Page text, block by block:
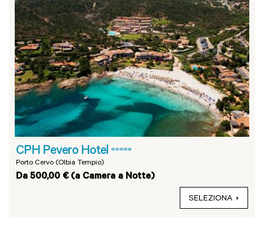
CPH Pevero Hotel *****
Porto Cervo (Olbia Tempio)
Da 500,00 € (a Camera a Notte)
SELEZIONA